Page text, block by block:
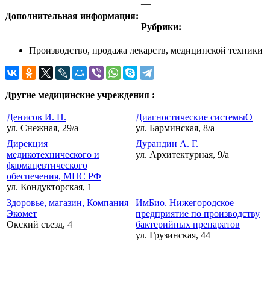
Дополнительная информация:
—
Рубрики:
Производство, продажа лекарств, медицинской техники
Другие медицинские учреждения :
Денисов И. Н.
ул. Снежная, 29/а
Диагностические системыО
ул. Барминская, 8/а
Дирекция
медикотехнического и
фармацевтического
обеспечения, МПС РФ
ул. Кондукторская, 1
Дурандин А. Г.
ул. Архитектурная, 9/а
Здоровье, магазин, Компания
Экомет
Окский съезд, 4
ИмБио. Нижегородское
предприятие по производству
бактерийных препаратов
ул. Грузинская, 44